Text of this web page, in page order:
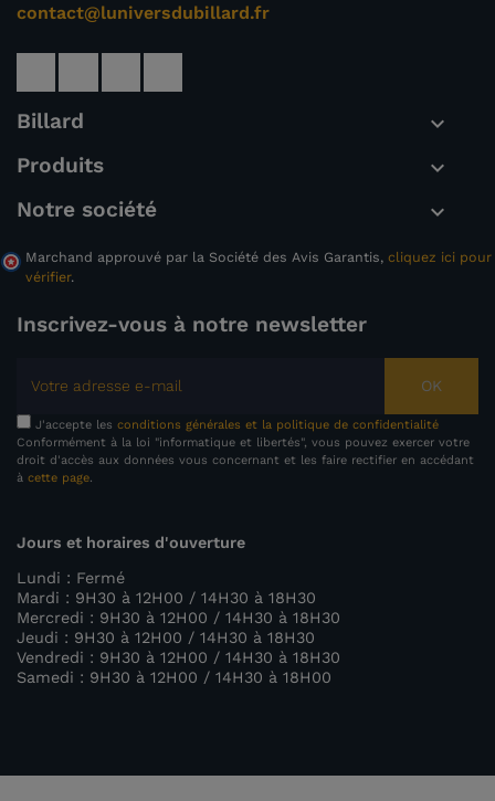
contact@luniversdubillard.fr
Billard 
Produits 
Notre société 
Marchand approuvé par la Société des Avis Garantis, cliquez ici pour
vérifier.
Inscrivez-vous à notre newsletter
OK
J'accepte les conditions générales et la politique de confidentialité
Conformément à la loi "informatique et libertés", vous pouvez exercer votre
droit d'accès aux données vous concernant et les faire rectifier en accédant
à cette page.
Jours et horaires d'ouverture
Lundi : Fermé
Mardi : 9H30 à 12H00 / 14H30 à 18H30
Mercredi : 9H30 à 12H00 / 14H30 à 18H30
Jeudi : 9H30 à 12H00 / 14H30 à 18H30
Vendredi : 9H30 à 12H00 / 14H30 à 18H30
Samedi : 9H30 à 12H00 / 14H30 à 18H00